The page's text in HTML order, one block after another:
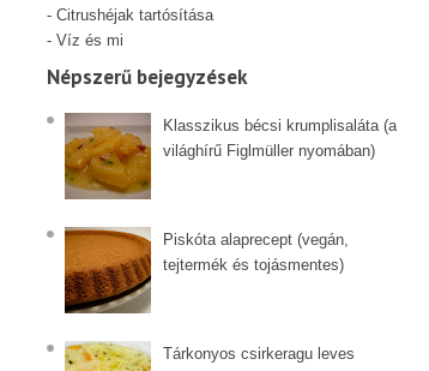
- Citrushéjak tartósítása
- Víz és mi
Népszerű bejegyzések
Klasszikus bécsi krumplisaláta (a
világhírű Figlmüller nyomában)
Piskóta alaprecept (vegán,
tejtermék és tojásmentes)
Tárkonyos csirkeragu leves